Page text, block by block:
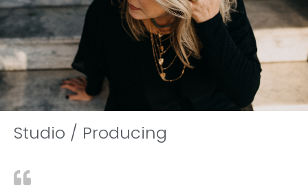
Studio / Producing